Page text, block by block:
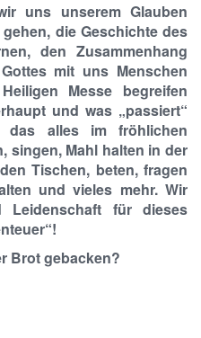
uns unserem Glauben
die Geschichte des
den Zusammenhang
mit uns Menschen
Messe begreifen
und was „passiert“
alles im fröhlichen
singen, Mahl halten in der
Tischen, beten, fragen
und vieles mehr. Wir
für dieses
Brot gebacken?